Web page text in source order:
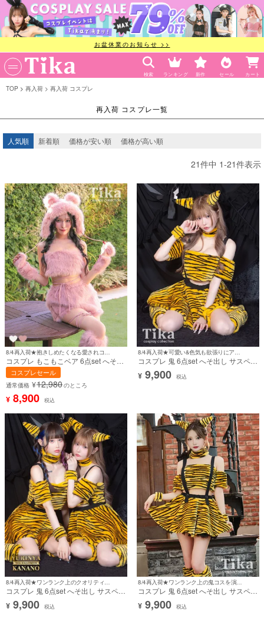
お盆休業のお知らせ >>
検索 ランキング 新作 セール カート
TOP 再入荷 再入荷 コスプレ
再入荷 コスプレ一覧
人気順 新着順 価格が安い順 価格が高い順
21件中 1-21件表示
コスプレ もこもこベア 6点set へそ出
し ふわもこ 熊 ピンク アニマル (レー
ストップス/ビスチェトップス/パンツ/
帽子/リストバンド/レッグカバー)【ハ
ロウィン】[tk-hwjj25701b]
コスプレセール
通常価格 ¥12,980のところ
¥ 8,900 税込
コスプレ 鬼 6点set へそ出し サスペン
ダー付き フレアスカート アニマル
(トップス/スカート/角/チョーカー/カ
¥ 9,900 税込
コスプレ 鬼 6点set へそ出し サスペン
ダー付き フレアスカート アニマル
(トップス/スカート/角/チョーカー/カ
¥ 9,900 税込
8/4再入荷★ワンランク上の鬼コスを演出♪
コスプレ 鬼 6点set へそ出し サスペン
ダー付き フレアスカート アニマル
(トップス/スカート/角/チョーカー/カ
¥ 9,900 税込